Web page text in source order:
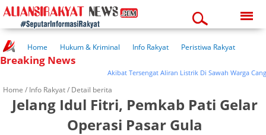
04:24:58 am
Home Hukum & Kriminal Info Rakyat
Peristiwa Rakyat
Kuliner Rakyat
Wisata Rakyat
Breaking News
Akibat Tersengat Aliran Listrik Di Sawah Warga
Home / Info Rakyat/ Detail berita
Jelang Idul Fitri, Pemkab Pati Gelar
Operasi Pasar Gula